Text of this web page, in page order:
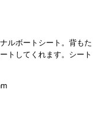
ルボートシート。背もた
トしてくれます。シート